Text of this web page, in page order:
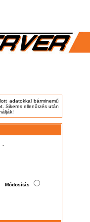
adatokkal bárminemű
Sikeres ellenőrzés után
Módosítás